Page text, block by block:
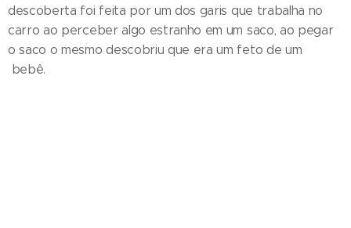
descoberta foi feita por um dos garis que trabalha no
carro ao perceber algo estranho em um saco, ao pegar
o saco o mesmo descobriu que era um feto de um
bebê.